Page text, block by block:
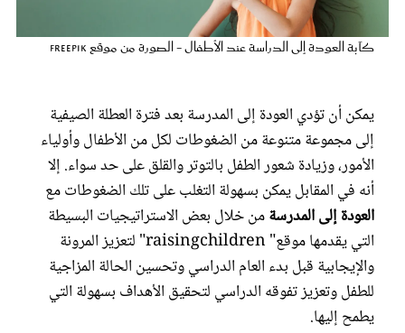
كآبة العودة إلى الدراسة عند الأطفال - الصورة من موقع Freepik
يمكن أن تؤدي العودة إلى المدرسة بعد فترة العطلة الصيفية
إلى مجموعة متنوعة من الضغوطات لكل من الأطفال وأولياء
الأمور، وزيادة شعور الطفل بالتوتر والقلق على حد سواء. إلا
أنه في المقابل يمكن بسهولة التغلب على تلك الضغوطات مع
العودة إلى المدرسةمن خلال بعض الاستراتيجيات البسيطة
التي يقدمها موقع" raisingchildren" لتعزيز المرونة
والإيجابية قبل بدء العام الدراسي وتحسين الحالة المزاجية
للطفل وتعزيز تفوقه الدراسي لتحقيق الأهداف بسهولة التي
يطمح إليها.
مجلة سيدتي
غلاف رفمي